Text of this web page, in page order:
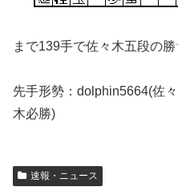
まで139手で佐々木五段の勝
先手形勢：dolphin5664(佐
木必勝)
速報・ニュース